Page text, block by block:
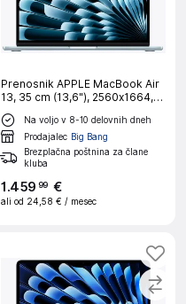
Prenosnik APPLE MacBook Air
13, 35 cm (13,6"), 2560x1664,
M5 (10/8), 16 GB RAM, 512 GB
SSD, macOS, Sky Blue, CRO
Na voljo v 8-10 delovnih dneh
Prodajalec Big Bang
Brezplačna poštnina za člane
kluba
1 .459 99 €
ali od 24,58 € / mesec